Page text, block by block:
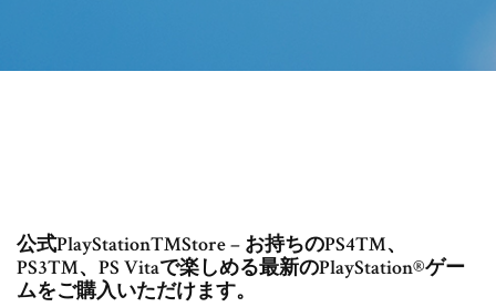
公式PlayStation™Store – お持ちのPS4™、
PS3™、PS Vitaで楽しめる最新のPlayStation®ゲー
ムをご購入いただけます。